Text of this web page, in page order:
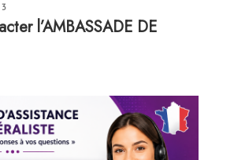
l’AMBASSADE DE